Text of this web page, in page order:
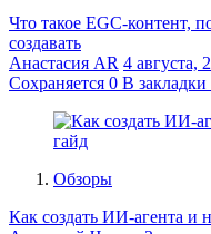
Что такое EGC-контент,
создавать
Анастасия AR 4 августа,
Сохраняется 0 В закладки
Обзоры
Как создать ИИ-агента и